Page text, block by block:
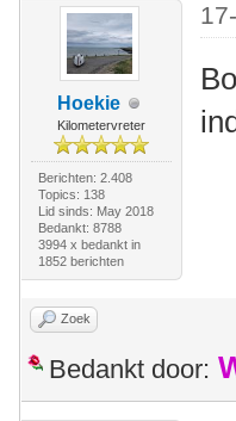
Hoekie
Kilometervreter
Berichten: 2.408
Topics: 138
Lid sinds: May 2018
Bedankt: 8788
3994 x bedankt in
1852 berichten
Zoek
Bedankt door: